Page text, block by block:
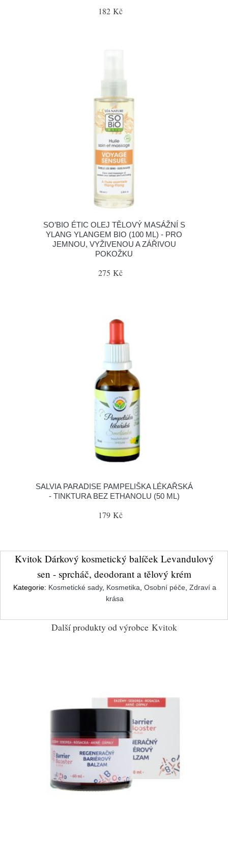
182 Kč
SO’BIO ÉTIC OLEJ TĚLOVÝ MASÁŽNÍ S
YLANG YLANGEM BIO (100 ML) - PRO
JEMNOU, VYŽIVENOU A ZÁŘIVOU
POKOŽKU
275 Kč
SALVIA PARADISE PAMPELIŠKA LÉKAŘSKÁ
- TINKTURA BEZ ETHANOLU (50 ML)
179 Kč
Kvitok Dárkový kosmetický balíček Levandulový
sen - sprcháč, deodorant a tělový krém
Kategorie: Kosmetické sady, Kosmetika Osobní péče, Zdraví a
krása
Další produkty od výrobce Kvitok